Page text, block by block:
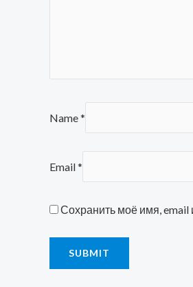
Name*
Email*
Сохранить моё имя, email